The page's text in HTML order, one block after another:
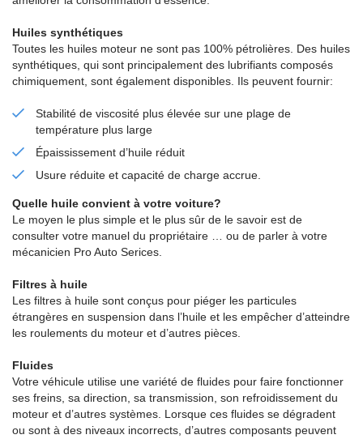
Huiles synthétiques
Toutes les huiles moteur ne sont pas 100% pétrolières. Des huiles
synthétiques, qui sont principalement des lubrifiants composés
chimiquement, sont également disponibles. Ils peuvent fournir:
Stabilité de viscosité plus élevée sur une plage de
température plus large
Épaississement d’huile réduit
Usure réduite et capacité de charge accrue.
Quelle huile convient à votre voiture?
Le moyen le plus simple et le plus sûr de le savoir est de
consulter votre manuel du propriétaire … ou de parler à votre
mécanicien Pro Auto Serices.
Filtres à huile
Les filtres à huile sont conçus pour piéger les particules
étrangères en suspension dans l’huile et les empêcher d’atteindre
les roulements du moteur et d’autres pièces.
Fluides
Votre véhicule utilise une variété de fluides pour faire fonctionner
ses freins, sa direction, sa transmission, son refroidissement du
moteur et d’autres systèmes. Lorsque ces fluides se dégradent
ou sont à des niveaux incorrects, d’autres composants peuvent